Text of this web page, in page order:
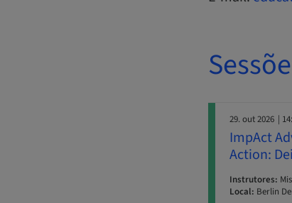
29. out 2026 |
ImpAct
Action:
Instrutores:
Local: Berlin